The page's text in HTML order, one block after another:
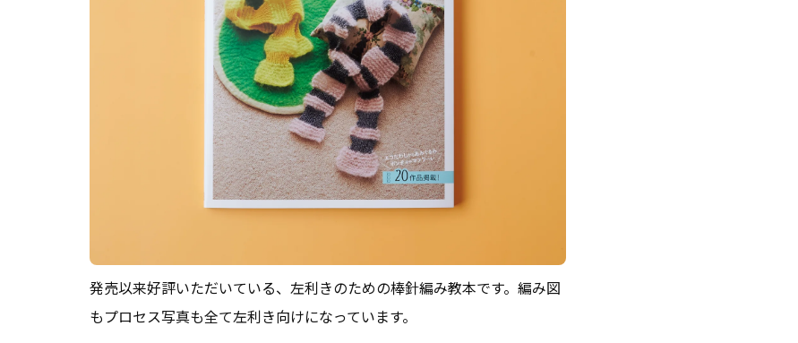
発売以来好評いただいている、左利きのための棒針編み教本です。編み図
もプロセス写真も全て左利き向けになっています。